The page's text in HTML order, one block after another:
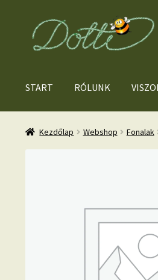
Ugrás
navigációhoz
Kilépés
tartalomba
START RÓLUNK
Kezdőlap Webshop Fonalak